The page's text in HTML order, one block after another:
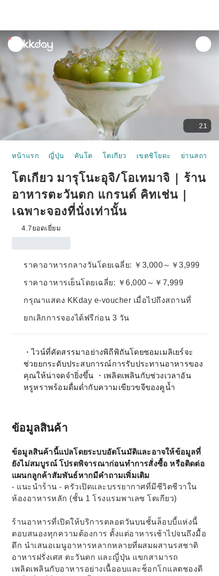
unread
notifications
21
หน้าแรก ญี่ปุ่น คันโต โตเกียว เขตชิโยดะ ย่านสถานีโ
โตเกียว มารุโนะอุจิ/โอเทมาจิ | ร้าน
อาหารตะวันตก แกรนด์ คิทเช่น |
เฉพาะจองที่นั่งเท่านั้น
4.7ยอดเยี่ยม
ราคาอาหารกลางวันโดยเฉลี่ย: ￥3,000～￥3,999
ราคาอาหารเย็นโดยเฉลี่ย: ￥6,000～￥7,999
กรุณาแสดง KKday e-voucher เมื่อไปถึงสถานที่
ยกเลิกการจองได้ฟรีก่อน 3 วัน
・ไวน์ที่คัดสรรมาอย่างพิถีพิถันโดยซอมเมลิเยร์จะ
ช่วยยกระดับประสบการณ์การรับประทานอาหารของ
คุณให้น่าจดจำยิ่งขึ้น ・เพลิดเพลินกับช่วงเวลาอัน
หรูหราพร้อมดื่มด่ำกับความเขียวขจีของคูน้ำ
ข้อมูลสินค้า
ข้อมูลสินค้านี้แปลโดยระบบอัตโนมัติและอาจให้ข้อมูลที่
ยังไม่สมบูรณ์ โปรดพิจารณาก่อนทำการสั่งซื้อ หรือติดต่อ
แผนกลูกค้าสัมพันธ์หากมีคำถามเพิ่มเติม
- แนะนำร้าน - ครัวเปิดและบรรยากาศที่มีชีวิตชีวาใน
ห้องอาหารหลัก (ชั้น 1 โรงแรมพาเลซ โตเกียว)
ร้านอาหารที่เปิดให้บริการตลอดวันบนชั้นล็อบบี้แห่งนี้
ตอบสนองทุกความต้องการ ตั้งแต่อาหารเช้าไปจนถึงมื้อ
ดึก นำเสนอเมนูอาหารหลากหลายที่ผสมผสานรสชาติ
อาหารฝรั่งเศส ตะวันตก และญี่ปุ่น แขกสามารถ
เพลิดเพลินกับอาหารอย่างเนื้ออบและช็อกโกแลตชองตี